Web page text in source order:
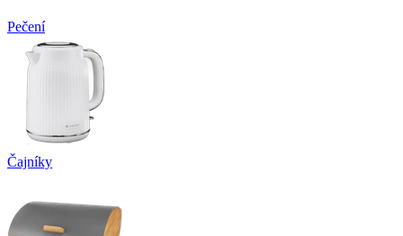
Pečení
Čajníky